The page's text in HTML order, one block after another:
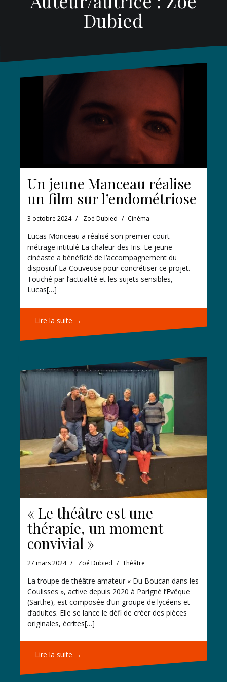
Dubied
Un jeune Manceau réalise
un film sur l’endométriose
3 octobre 2024 Zoé Dubied Cinéma
Lucas Moriceau a réalisé son premier court-
métrage intitulé La chaleur des Iris. Le jeune
cinéaste a bénéficié de l’accompagnement du
dispositif La Couveuse pour concrétiser ce projet.
Touché par l’actualité et les sujets sensibles,
Lucas[…]
Lire la suite →
« Le théâtre est une
thérapie, un moment
convivial »
27 mars 2024 Zoé Dubied Théâtre
La troupe de théâtre amateur « Du Boucan dans les
Coulisses », active depuis 2020 à Parigné l’Evêque
(Sarthe), est composée d’un groupe de lycéens et
d’adultes. Elle se lance le défi de créer des pièces
originales, écrites[…]
Lire la suite →